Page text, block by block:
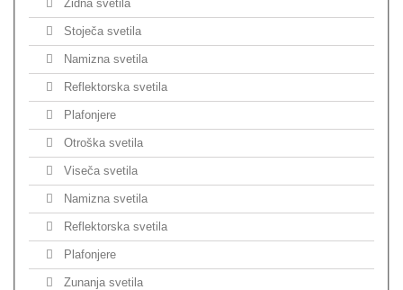
Zidna svetila
Stoječa svetila
Namizna svetila
Reflektorska svetila
Plafonjere
Otroška svetila
Viseča svetila
Namizna svetila
Reflektorska svetila
Plafonjere
Zunanja svetila